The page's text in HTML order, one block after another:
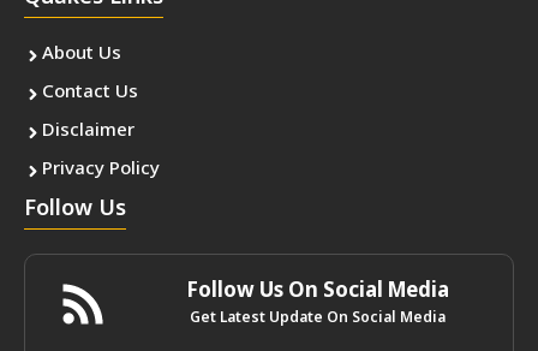
About Us
Contact Us
Disclaimer
Privacy Policy
Follow Us
Follow Us On Social Media
Get Latest Update On Social Media